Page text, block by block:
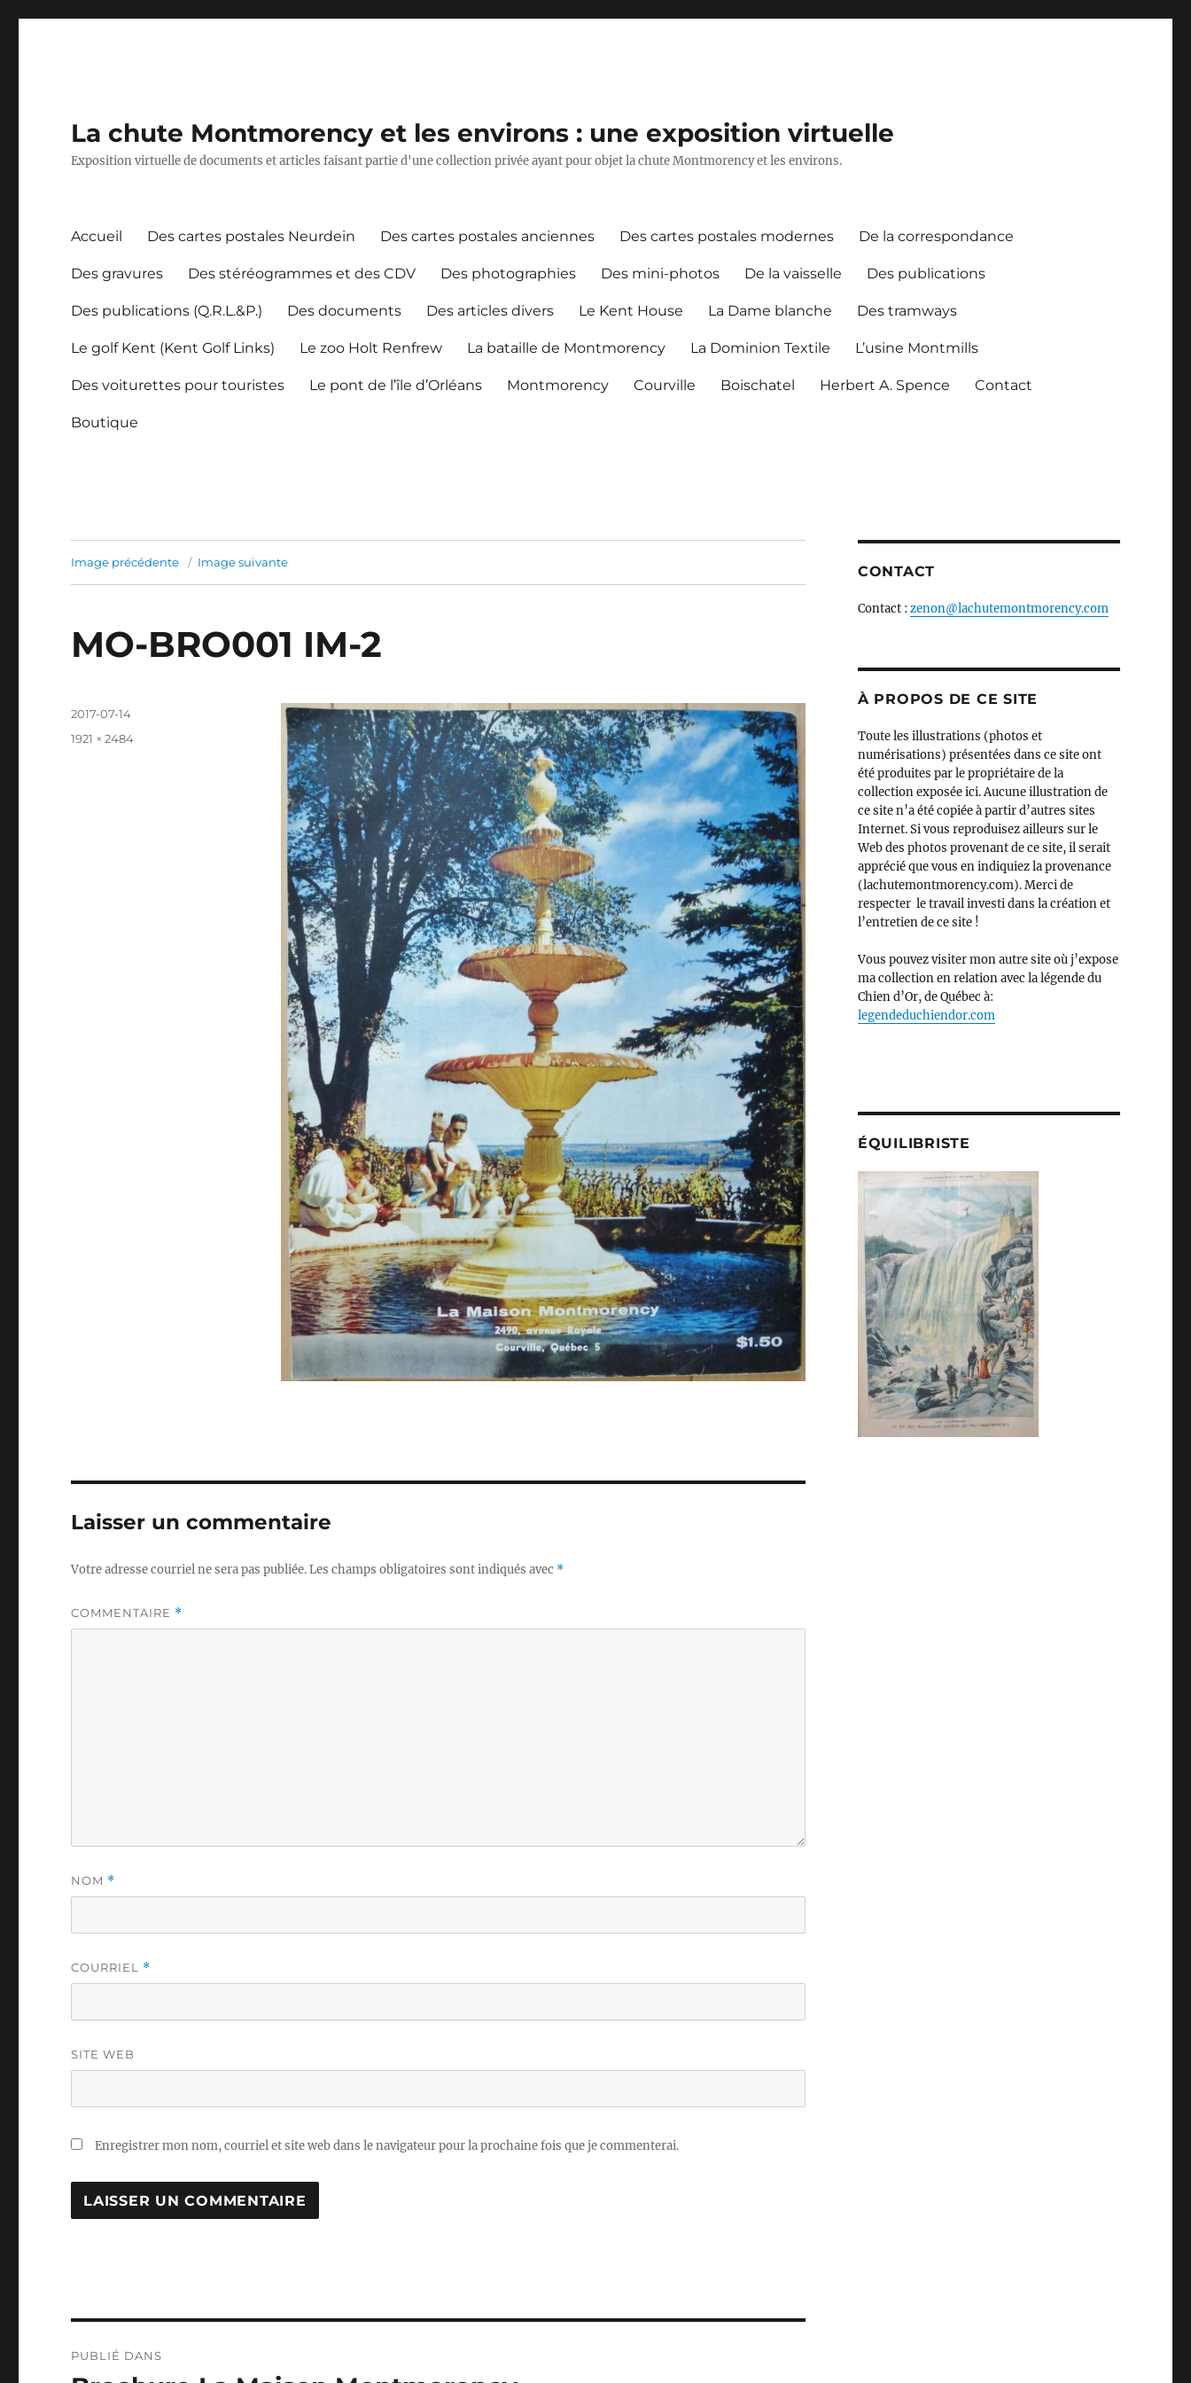
La chute Montmorency et les environs : une exposition virtuelle
Exposition virtuelle de documents et articles faisant partie d'une collection privée ayant pour objet la chute Montmorency et les environs.
Accueil Des cartes postales Neurdein Des cartes postales anciennes Des cartes postales modernes De la correspondance
Des gravures Des stéréogrammes et des CDV Des photographies Des mini-photos De la vaisselle Des publications
Des publications (Q.R.L.&P.) Des documents Des articles divers Le Kent House La Dame blanche Des tramways
Le golf Kent (Kent Golf Links) Le zoo Holt Renfrew La bataille de Montmorency La Dominion Textile L’usine Montmills
Des voiturettes pour touristes Le pont de l’île d’Orléans Montmorency Courville Boischatel Herbert A. Spence Contact
Boutique
Image précédente Image suivante
MO-BRO001 IM-2
Publié
2017-07-14
Taille
1921 × 2484
Laisser un commentaire
Votre adresse courriel ne sera pas publiée.Les champs obligatoires sont indiqués avec *
COMMENTAIRE *
NOM *
COURRIEL *
SITE WEB
Enregistrer mon nom, courriel et site web dans le navigateur pour la prochaine fois que je commenterai.
de
PUBLIÉ DANS
CONTACT
Contact : zenon@lachutemontmorency.com
À PROPOS DE CE SITE
Toute les illustrations (photos et
numérisations) présentées dans ce site ont
été produites par le propriétaire de la
collection exposée ici. Aucune illustration de
ce site n’a été copiée à partir d’autres sites
Internet. Si vous reproduisez ailleurs sur le
Web des photos provenant de ce site, il serait
apprécié que vous en indiquiez la provenance
(lachutemontmorency.com). Merci de
respecter le travail investi dans la création et
l’entretien de ce site !
Vous pouvez visiter mon autre site où j’expose
ma collection en relation avec la légende du
Chien d’Or, de Québec à:
legendeduchiendor.com
ÉQUILIBRISTE